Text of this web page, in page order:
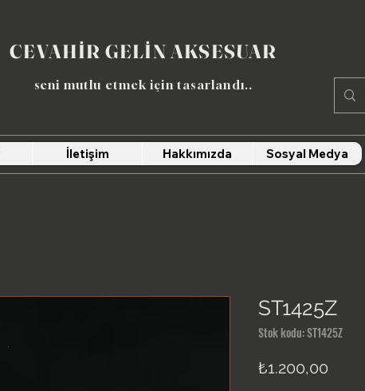
CEVAHİR GELİN AKSESUAR
seni mutlu etmek için tasarlandı​..
İletişim Hakkımızda Sosyal Medya
ST1425Z
Stok kodu: ST1425Z
₺1.200,00